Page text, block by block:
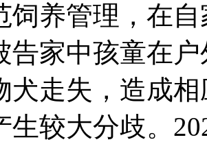
饲养管理，在
告家中孩童在
犬走失，造成
生较大分歧。